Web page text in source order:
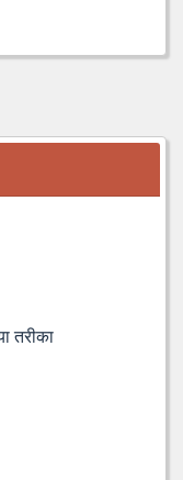
तरीका